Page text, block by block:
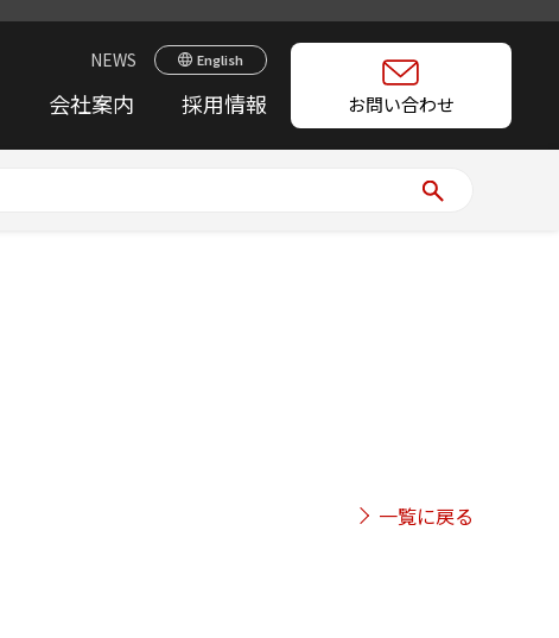
NEWS English
会社案内 採用情報 お問い合わせ
一覧に戻る